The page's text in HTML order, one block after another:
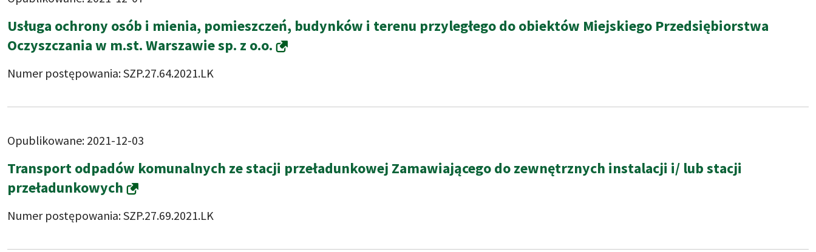
Usługa ochrony osób i mienia, pomieszczeń, budynków i terenu przyległego do obiektów Miejskiego Przedsiębiorstwa
Oczyszczania w m.st. Warszawie sp. z o.o.
Numer postępowania: SZP.27.64.2021.LK
Opublikowane: 2021-12-03
Transport odpadów komunalnych ze stacji przeładunkowej Zamawiającego do zewnętrznych instalacji i/ lub stacji
przeładunkowych
Numer postępowania: SZP.27.69.2021.LK